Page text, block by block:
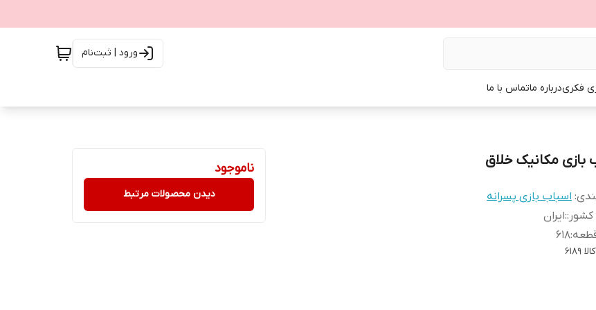
ورود | ثبت‌نام
فکریدرباره ماتماس با ما
بازی مکانیک خلاق
: اسباب بازی پسرانه
:ایران
:
618
6189
ناموجود
دیدن محصولات مرتبط